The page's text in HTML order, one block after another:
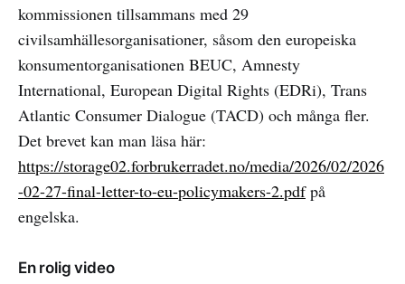
kommissionen tillsammans med 29
civilsamhällesorganisationer, såsom den europeiska
konsumentorganisationen BEUC, Amnesty
International, European Digital Rights (EDRi), Trans
Atlantic Consumer Dialogue (TACD) och många fler.
Det brevet kan man läsa här:
https://storage02.forbrukerradet.no/media/2026/02/2026
-02-27-final-letter-to-eu-policymakers-2.pdfpå
engelska.
En rolig video